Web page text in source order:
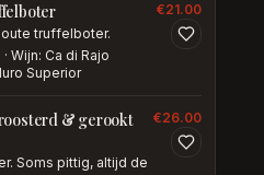
truffelboter.
Wijn: Ca di Rajo
Superior
€21.00
& gerookt
Soms pittig, altijd de
€26.00